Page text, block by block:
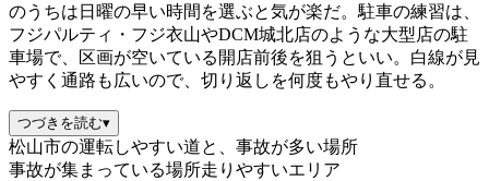
のうちは日曜の早い時間を選ぶと気が楽だ。駐車の練習は、
フジパルティ・フジ衣山やDCM城北店のような大型店の駐
車場で、区画が空いている開店前後を狙うといい。白線が見
やすく通路も広いので、切り返しを何度もやり直せる。
つづきを読む▾
松山市の運転しやすい道と、事故が多い場所
事故が集まっている場所走りやすいエリア